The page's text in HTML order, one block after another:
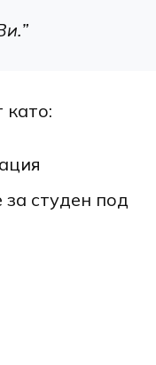
като:
студен под